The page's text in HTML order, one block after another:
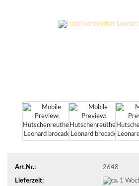
Art.Nr.: 2648
Lieferzeit: